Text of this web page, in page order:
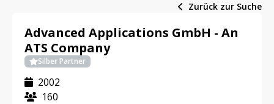
Zurück zur Suche
Advanced Applications GmbH - An
ATS Company
Silber Partner
2002
160